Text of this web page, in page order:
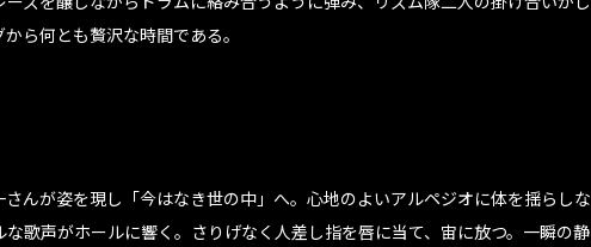
ら何とも贅沢な時間である。
んが姿を現し「今はなき世の中」へ。心地のよいアルペジオに体を揺らしな
歌声がホールに響く。さりげなく人差し指を唇に当て、宙に放つ。一瞬の静